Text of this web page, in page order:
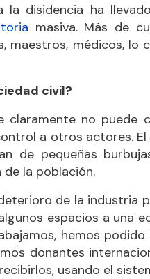
disidencia ha
masiva. Más de
maestros, médicos, lo
civil?
claramente no
a otros actores.
de pequeñas
de la población.
de la industria
espacios a una
hemos
donantes
usando el